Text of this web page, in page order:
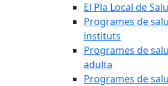
El Pla Local de
Programes de
instituts
Programes de
adulta
Programes de